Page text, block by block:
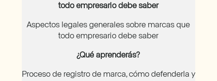
todo empresario debe saber
Aspectos legales generales sobre marcas que
todo empresario debe saber
¿Qué aprenderás?
Proceso de registro de marca, cómo defenderla y